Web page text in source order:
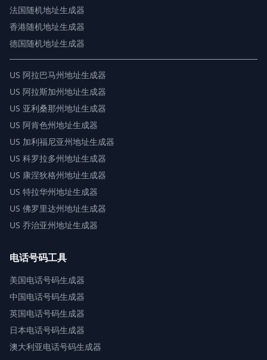
法国随机地址生成器
香港随机地址生成器
德国随机地址生成器
US 阿拉巴马州地址生成器
US 阿拉斯加州地址生成器
US 亚利桑那州地址生成器
US 阿肯色州地址生成器
US 加利福尼亚州地址生成器
US 科罗拉多州地址生成器
US 康涅狄格州地址生成器
US 特拉华州地址生成器
US 佛罗里达州地址生成器
US 乔治亚州地址生成器
电话号码工具
美国电话号码生成器
中国电话号码生成器
英国电话号码生成器
日本电话号码生成器
澳大利亚电话号码生成器